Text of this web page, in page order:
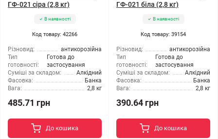
ГФ-021 сіра (2,8 кг)
В наявності
Код товару: 42266
Різновид:
антикорозійна
Тип
готовності:
Готова до
застосування
Суміші за складом:
Алкідний
Фасовка:
Банка
Вага:
2,8 кг
485.71 грн
До кошика
ГФ-021 біла (2,8 кг)
В наявності
Код товару: 39154
Різновид:
антикорозійна
Тип
готовності:
Готова до
застосування
Суміші за складом:
Алкідний
Фасовка:
Банка
Вага:
2,8 кг
390.64 грн
До кошика